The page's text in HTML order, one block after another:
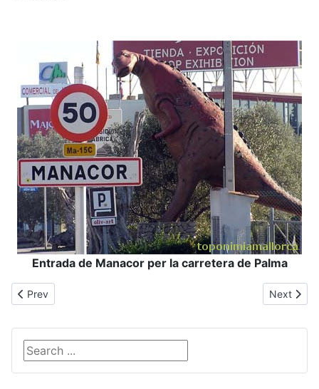
Entrada de Manacor per la carretera de Palma
Previous article: Meravelles
Prev Next
Next
Search ...